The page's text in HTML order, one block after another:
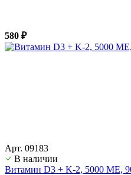
580 ₽
Арт. 09183
В наличии
Витамин D3 + K-2, 5000 ME,